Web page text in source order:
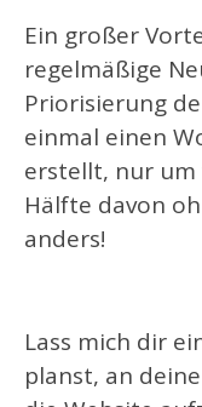
Ein großer
regelmäßige
Priorisierung
einmal einen
erstellt, nur um
Hälfte davon
anders!
Lass mich dir
planst, an